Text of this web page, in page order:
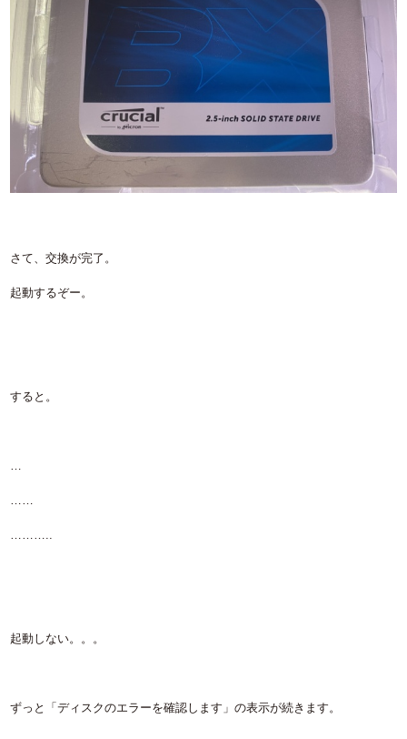
さて、交換が完了。
起動するぞー。
すると。
…
……
………..
起動しない。。。
ずっと「ディスクのエラーを確認します」の表示が続きます。